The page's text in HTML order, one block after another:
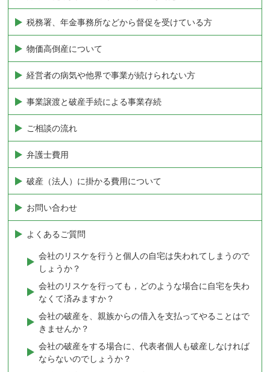
税務署、年金事務所などから督促を受けている方
物価高倒産について
経営者の病気や他界で事業が続けられない方
事業譲渡と破産手続による事業存続
ご相談の流れ
弁護士費用
破産（法人）に掛かる費用について
お問い合わせ
よくあるご質問
会社のリスケを行うと個人の自宅は失われてしまうので
しょうか？
会社のリスケを行っても，どのような場合に自宅を失わ
なくて済みますか？
会社の破産を、親族からの借入を支払ってやることはで
きませんか？
会社の破産をする場合に、代表者個人も破産しなければ
ならないのでしょうか？